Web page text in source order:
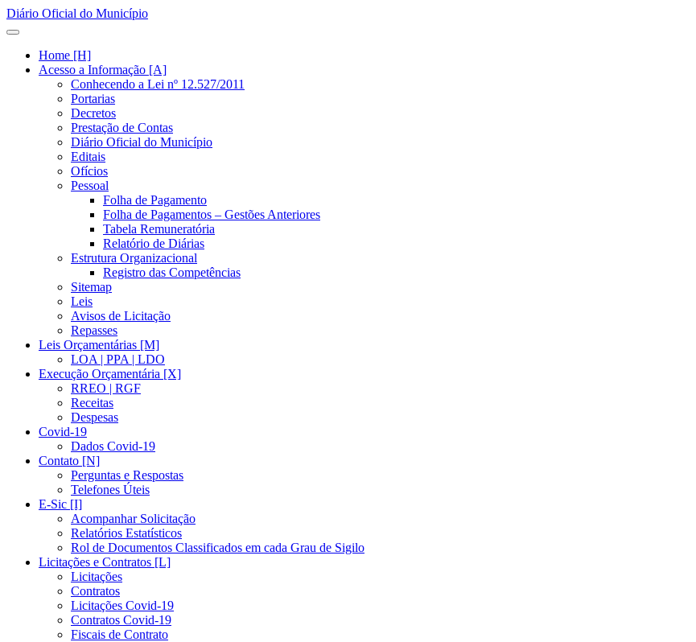
Diário Oficial do Município
Home [H]
Acesso a Informação [A]
Conhecendo a Lei nº 12.527/2011
Portarias
Decretos
Prestação de Contas
Diário Oficial do Município
Editais
Ofícios
Pessoal
Folha de Pagamento
Folha de Pagamentos – Gestões Anteriores
Tabela Remuneratória
Relatório de Diárias
Estrutura Organizacional
Registro das Competências
Sitemap
Leis
Avisos de Licitação
Repasses
Leis Orçamentárias [M]
LOA | PPA | LDO
Execução Orçamentária [X]
RREO | RGF
Receitas
Despesas
Covid-19
Dados Covid-19
Contato [N]
Perguntas e Respostas
Telefones Úteis
E-Sic [I]
Acompanhar Solicitação
Relatórios Estatísticos
Rol de Documentos Classificados em cada Grau de Sigilo
Licitações e Contratos [L]
Licitações
Contratos
Licitações Covid-19
Contratos Covid-19
Fiscais de Contrato